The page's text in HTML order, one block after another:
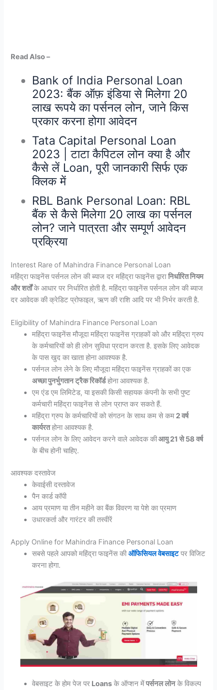
Read Also –
Bank of India Personal Loan
2023: बैंक ऑफ़ इंडिया से मिलेगा 20
लाख रूपये का पर्सनल लोन, जाने किस
प्रकार करना होगा आवेदन
Tata Capital Personal Loan
2023 | टाटा कैपिटल लोन क्या है और
कैसे लें Loan, पूरी जानकारी सिर्फ एक
क्लिक में
RBL Bank Personal Loan: RBL
बैंक से कैसे मिलेगा 20 लाख का पर्सनल
लोन? जाने पात्रता और सम्पूर्ण आवेदन
प्रक्रिया
Interest Rare of Mahindra Finance Personal Loan
महिंद्रा फाइनेंस पर्सनल लोन की ब्याज दर महिंद्रा फाइनेंस द्वारानिर्धारित नियम
और शर्तोंके आधार पर निर्धारित होती है. महिंद्रा फाइनेंस पर्सनल लोन की ब्याज
दर आवेदक की क्रेडिट प्रोफाइल, ऋण की राशि आदि पर भी निर्भर करती है.
Eligibility of Mahindra Finance Personal Loan
महिंद्रा फाइनेंस मौजूदा महिंद्रा फाइनेंस ग्राहकों को और महिंद्रा ग्रुप
के कर्मचारियों को ही लोन सुविधा प्रदान करता है. इसके लिए आवेदक
के पास खुद का खाता होना आवश्यक है.
पर्सनल लोन लेने के लिए मौजूदा महिंद्रा फाइनेंस ग्राहकों का एक
अच्छा पुनर्भुगतान ट्रैक रिकॉर्डहोना आवश्यक है.
एम एंड एम लिमिटेड, या इसकी किसी सहायक कंपनी के सभी पुष्ट
कर्मचारी महिंद्रा फाइनेंस से लोन प्राप्त कर सकते हैं.
महिंद्रा ग्रुप के कर्मचारियों को संगठन के साथ कम से कम 2 वर्ष
कार्यरतहोना आवश्यक है.
पर्सनल लोन के लिए आवेदन करने वाले आवेदक कीआयु 21 से 58 वर्ष
के बीच होनी चाहिए.
आवश्यक दस्तावेज
केवाईसी दस्तावेज
पैन कार्ड कॉपी
आय प्रमाण या तीन महीने का बैंक विवरण या पेशे का प्रमाण
उधारकर्ता और गारंटर की तस्वीरें
Apply Online for Mahindra Finance Personal Loan
सबसे पहले आपको महिंद्रा फाइनेंस कीऑफिसियल वेबसाइटपर विजिट
करना होगा.
वेबसाइट के होम पेज पर Loans के ऑप्शन मेंपर्सनल लोनके विकल्प